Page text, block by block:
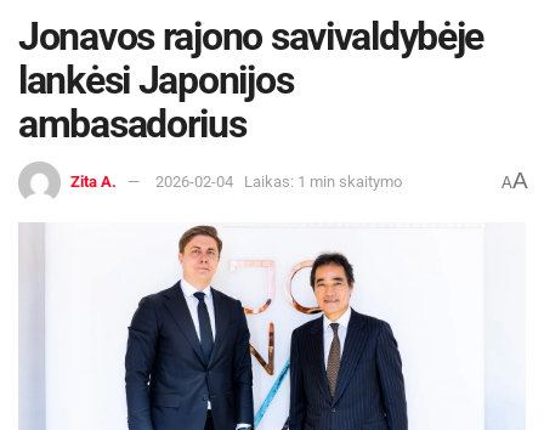
Jonavos rajono savivaldybėje
lankėsi Japonijos
ambasadorius
Zita A. 2026-02-04 Laikas: 1 min skaitymo AA